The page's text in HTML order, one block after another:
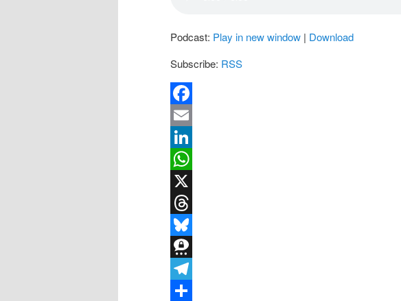
Podcast: Play in new window | Download
Subscribe: RSS
Facebook
Email
LinkedIn
WhatsApp
X
Threads
Bluesky
Threema
Telegram